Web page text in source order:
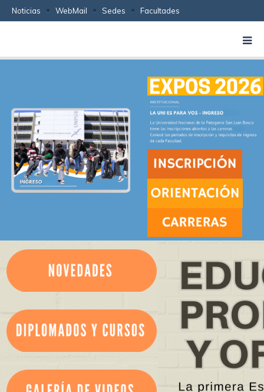
Noticias WebMail Sedes Facultades